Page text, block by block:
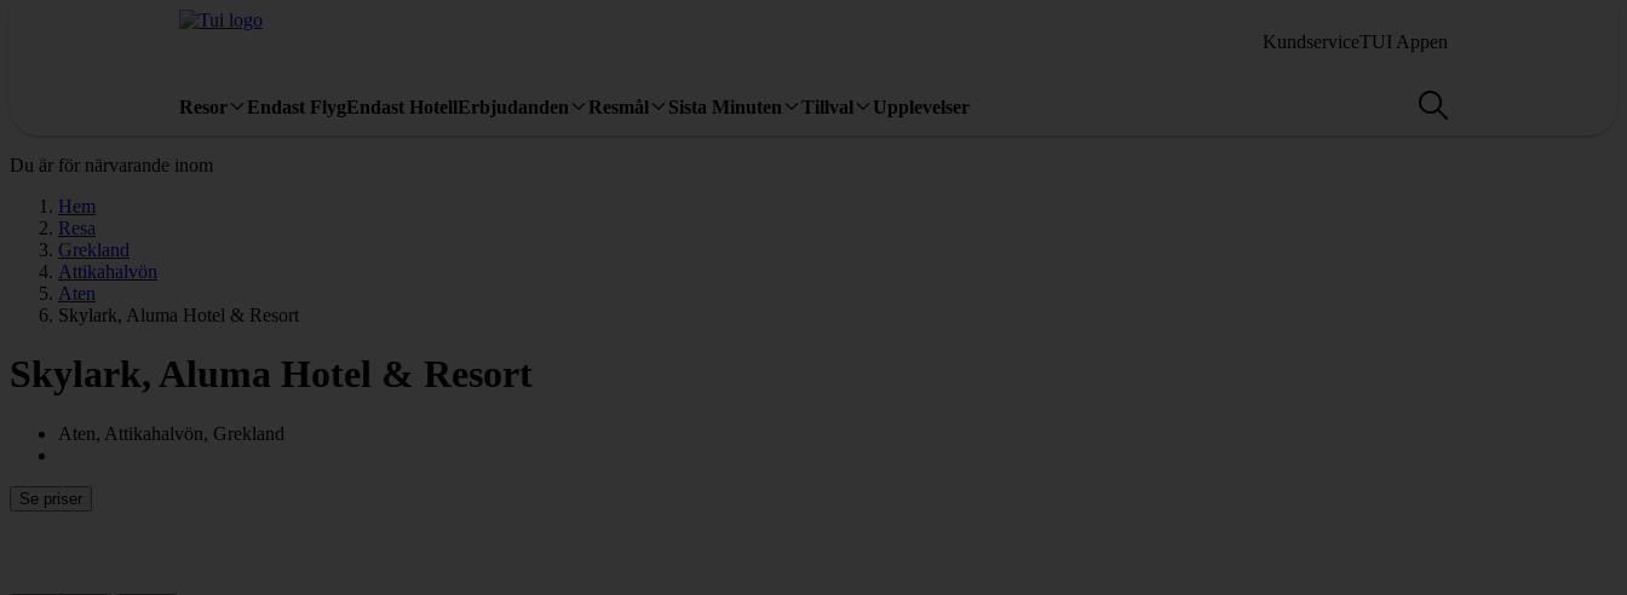
KundserviceTUI Appen
Resor Endast FlygEndast HotellErbjudanden Resmål Sista Minuten Tillval Upplevelser
Du är för närvarande inom
Hem
Resa
Grekland
Attikahalvön
Aten
Skylark, Aluma Hotel & Resort
Skylark, Aluma Hotel & Resort
Aten, Attikahalvön, Grekland
Se priser